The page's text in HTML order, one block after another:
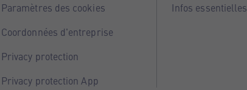
Paramètres des cookies
Coordonnées d'entreprise
Privacy protection
Privacy protection App
Infos essentielles